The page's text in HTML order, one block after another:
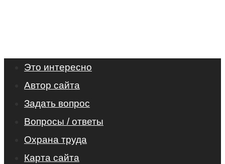
Это интересно
Автор сайта
Задать вопрос
Вопросы / ответы
Охрана труда
Карта сайта